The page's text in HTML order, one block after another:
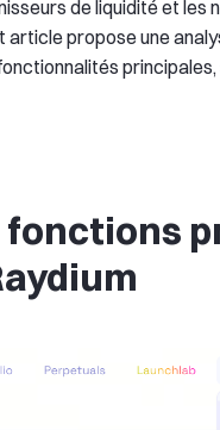
de liquidité et
propose une
fonctions